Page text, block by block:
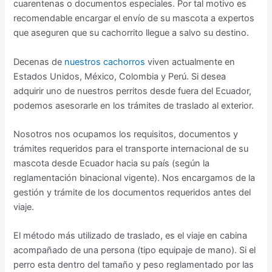
cuarentenas o documentos especiales. Por tal motivo es
recomendable encargar el envío de su mascota a expertos
que aseguren que su cachorrito llegue a salvo su destino.
Decenas de nuestros cachorros viven actualmente en
Estados Unidos, México, Colombia y Perú. Si desea
adquirir uno de nuestros perritos desde fuera del Ecuador,
podemos asesorarle en los trámites de traslado al exterior.
Nosotros nos ocupamos los requisitos, documentos y
trámites requeridos para el transporte internacional de su
mascota desde Ecuador hacia su país (según la
reglamentación binacional vigente). Nos encargamos de la
gestión y trámite de los documentos requeridos antes del
viaje.
El método más utilizado de traslado, es el viaje en cabina
acompañado de una persona (tipo equipaje de mano). Si el
perro esta dentro del tamaño y peso reglamentado por las